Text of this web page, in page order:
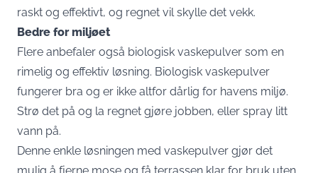
raskt og effektivt, og regnet vil skylle det vekk.
Bedre for miljøet
Flere anbefaler også biologisk vaskepulver som en
rimelig og effektiv løsning. Biologisk vaskepulver
fungerer bra og er ikke altfor dårlig for havens miljø.
Strø det på og la regnet gjøre jobben, eller spray litt
vann på.
Denne enkle løsningen med vaskepulver gjør det
mulig å fjerne mose og få terrassen klar for bruk uten